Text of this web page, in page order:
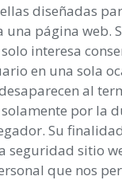
diseñadas
página web.
interesa
en una sola
al
por la
Su
seguridad sitio
que nos